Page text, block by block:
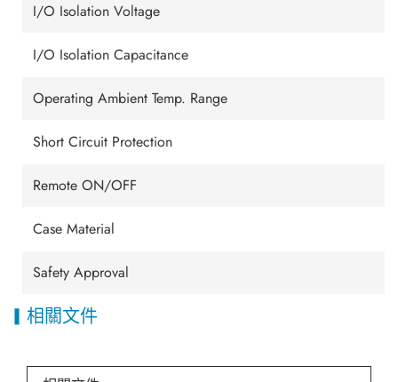
I/O Isolation Voltage
I/O Isolation Capacitance
Operating Ambient Temp. Range
Short Circuit Protection
Remote ON/OFF
Case Material
Safety Approval
相關文件